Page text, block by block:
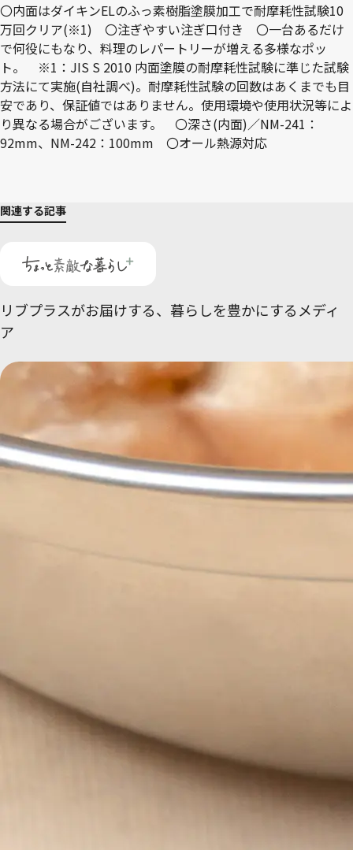
〇内面はダイキンELのふっ素樹脂塗膜加工で耐摩耗性試験10
万回クリア(※1) 〇注ぎやすい注ぎ口付き 〇一台あるだけ
で何役にもなり、料理のレパートリーが増える多様なポッ
ト。 ※1：JIS S 2010 内面塗膜の耐摩耗性試験に準じた試験
方法にて実施(自社調べ)。耐摩耗性試験の回数はあくまでも目
安であり、保証値ではありません。使用環境や使用状況等によ
り異なる場合がございます。 〇深さ(内面)／NM-241：
92mm、NM-242：100mm 〇オール熱源対応
関連する記事
リブプラスがお届けする、 暮らしを豊かにするメディ
ア